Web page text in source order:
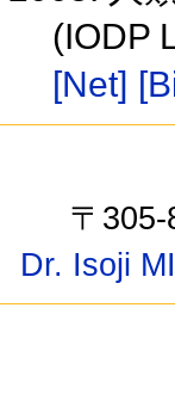
(IODP
[Net]
〒
Dr. Isoji